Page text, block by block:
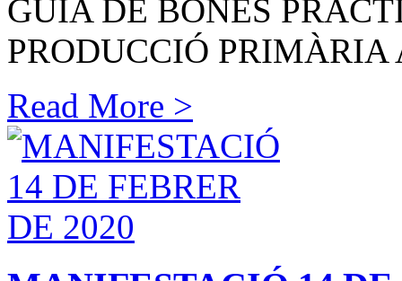
GUÍA DE BONES
PRODUCCIÓ PRIMÀRIA
Read More >